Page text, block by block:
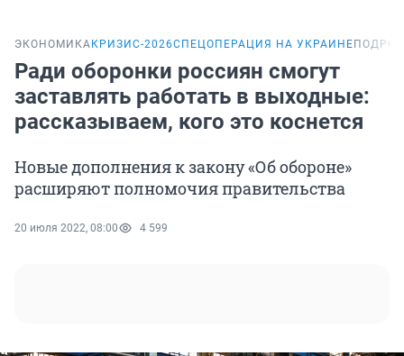
ЭКОНОМИКА КРИЗИС-2026СПЕЦОПЕРАЦИЯ НА УКРАИНЕ
Ради оборонки россиян смогут
заставлять работать в выходные:
рассказываем, кого это коснется
Новые дополнения к закону «Об обороне»
расширяют полномочия правительства
20 июля 2022, 08:00 4 599